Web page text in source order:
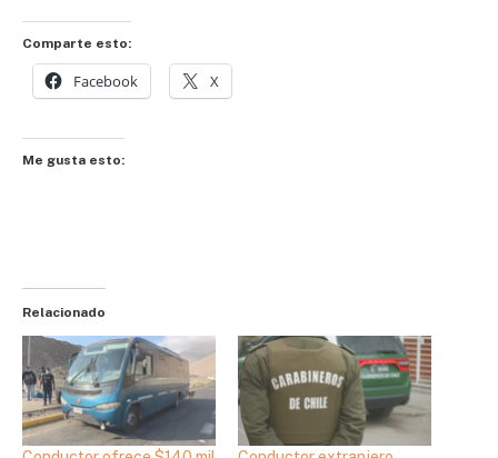
Comparte esto:
Facebook X
Me gusta esto:
Relacionado